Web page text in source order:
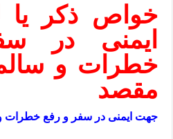
خواص ذکر یا
ایمنی در
خطرات و
مقصد
جهت ایمنی در سفر و رفع خطرات